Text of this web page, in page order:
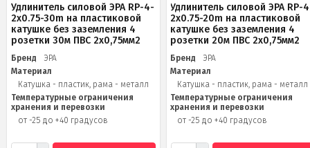
Удлинитель силовой ЭРА RP-4-
2x0.75-30m на пластиковой
катушке без заземления 4
розетки 30м ПВС 2х0,75мм2
Бренд
ЭРА
Материал
Катушка - пластик, рама - металл
Температурные ограничения
хранения и перевозки
от -25 до +40 градусов
Удлинитель силовой ЭРА RP-
2x0.75-20m на пластиковой
катушке без заземления 4
розетки 20м ПВС 2х0,75мм2
Бренд
ЭРА
Материал
Катушка - пластик, рама - металл
Температурные ограничения
хранения и перевозки
от -25 до +40 градусов